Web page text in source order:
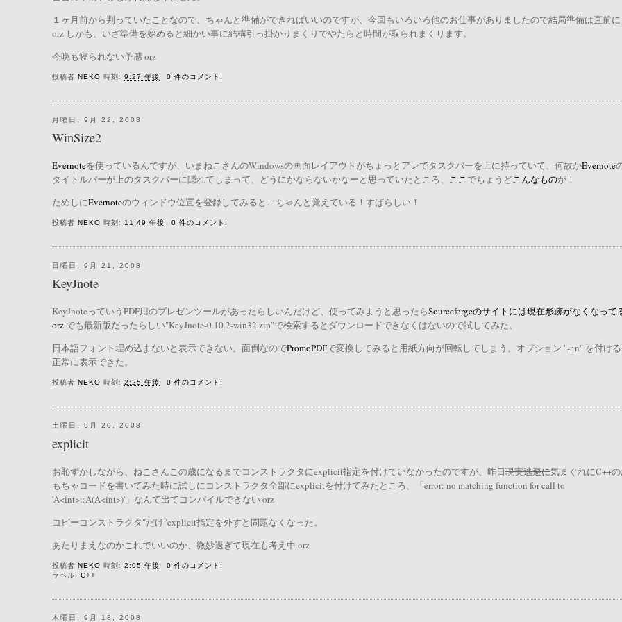
１ヶ月前から判っていたことなので、ちゃんと準備ができればいいのですが、今回もいろいろ他のお仕事がありましたので結局準備は直前に
orz しかも、いざ準備を始めると細かい事に結構引っ掛かりまくりでやたらと時間が取られまくります。
今晩も寝られない予感 orz
投稿者 NEKO 時刻:9:27 午後 0 件のコメント:
月曜日, 9月 22, 2008
WinSize2
Evernoteを使っているんですが、いまねこさんのWindowsの画面レイアウトがちょっとアレでタスクバーを上に持っていて、何故かEvernote
タイトルバーが上のタスクバーに隠れてしまって、どうにかならないかなーと思っていたところ、 ここ でちょうどこんなものが！
ためしにEvernoteのウィンドウ位置を登録してみると…ちゃんと覚えている！すばらしい！
投稿者 NEKO 時刻:11:49 午後 0 件のコメント:
日曜日, 9月 21, 2008
KeyJnote
KeyJnoteっていうPDF用のプレゼンツールがあったらしいんだけど、使ってみようと思ったらSourceforgeのサイトには現在形跡がなくなって
orzでも最新版だったらしい"KeyJnote-0.10.2-win32.zip"で検索するとダウンロードできなくはないので試してみた。
日本語フォント埋め込まないと表示できない。面倒なのでPromoPDFで変換してみると用紙方向が回転してしまう。オプション "-r n" を付け
正常に表示できた。
投稿者 NEKO 時刻:2:25 午後 0 件のコメント:
土曜日, 9月 20, 2008
explicit
お恥ずかしながら、ねこさんこの歳になるまでコンストラクタにexplicit指定を付けていなかったのですが、昨日現実逃避に気まぐれにC++
もちゃコードを書いてみた時に試しにコンストラクタ全部にexplicitを付けてみたところ、「error: no matching function for call to
'A<int>::A(A<int>)'」なんて出てコンパイルできない orz
コピーコンストラクタ"だけ"explicit指定を外すと問題なくなった。
あたりまえなのかこれでいいのか、微妙過ぎて現在も考え中 orz
投稿者 NEKO 時刻:2:05 午後
0 件のコメント:
ラベル: C++
木曜日, 9月 18, 2008